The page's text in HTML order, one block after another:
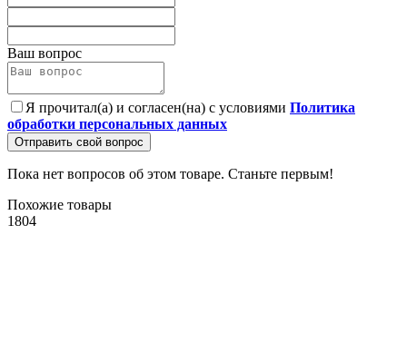
Ваш вопрос
Я прочитал(а) и согласен(на) с условиями Политика
обработки персональных данных
Отправить свой вопрос
Пока нет вопросов об этом товаре. Станьте первым!
Похожие товары
1804